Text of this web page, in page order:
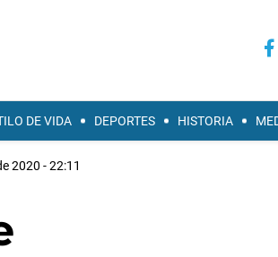
DE VIDA DEPORTES HISTORIA
2020 - 22:11